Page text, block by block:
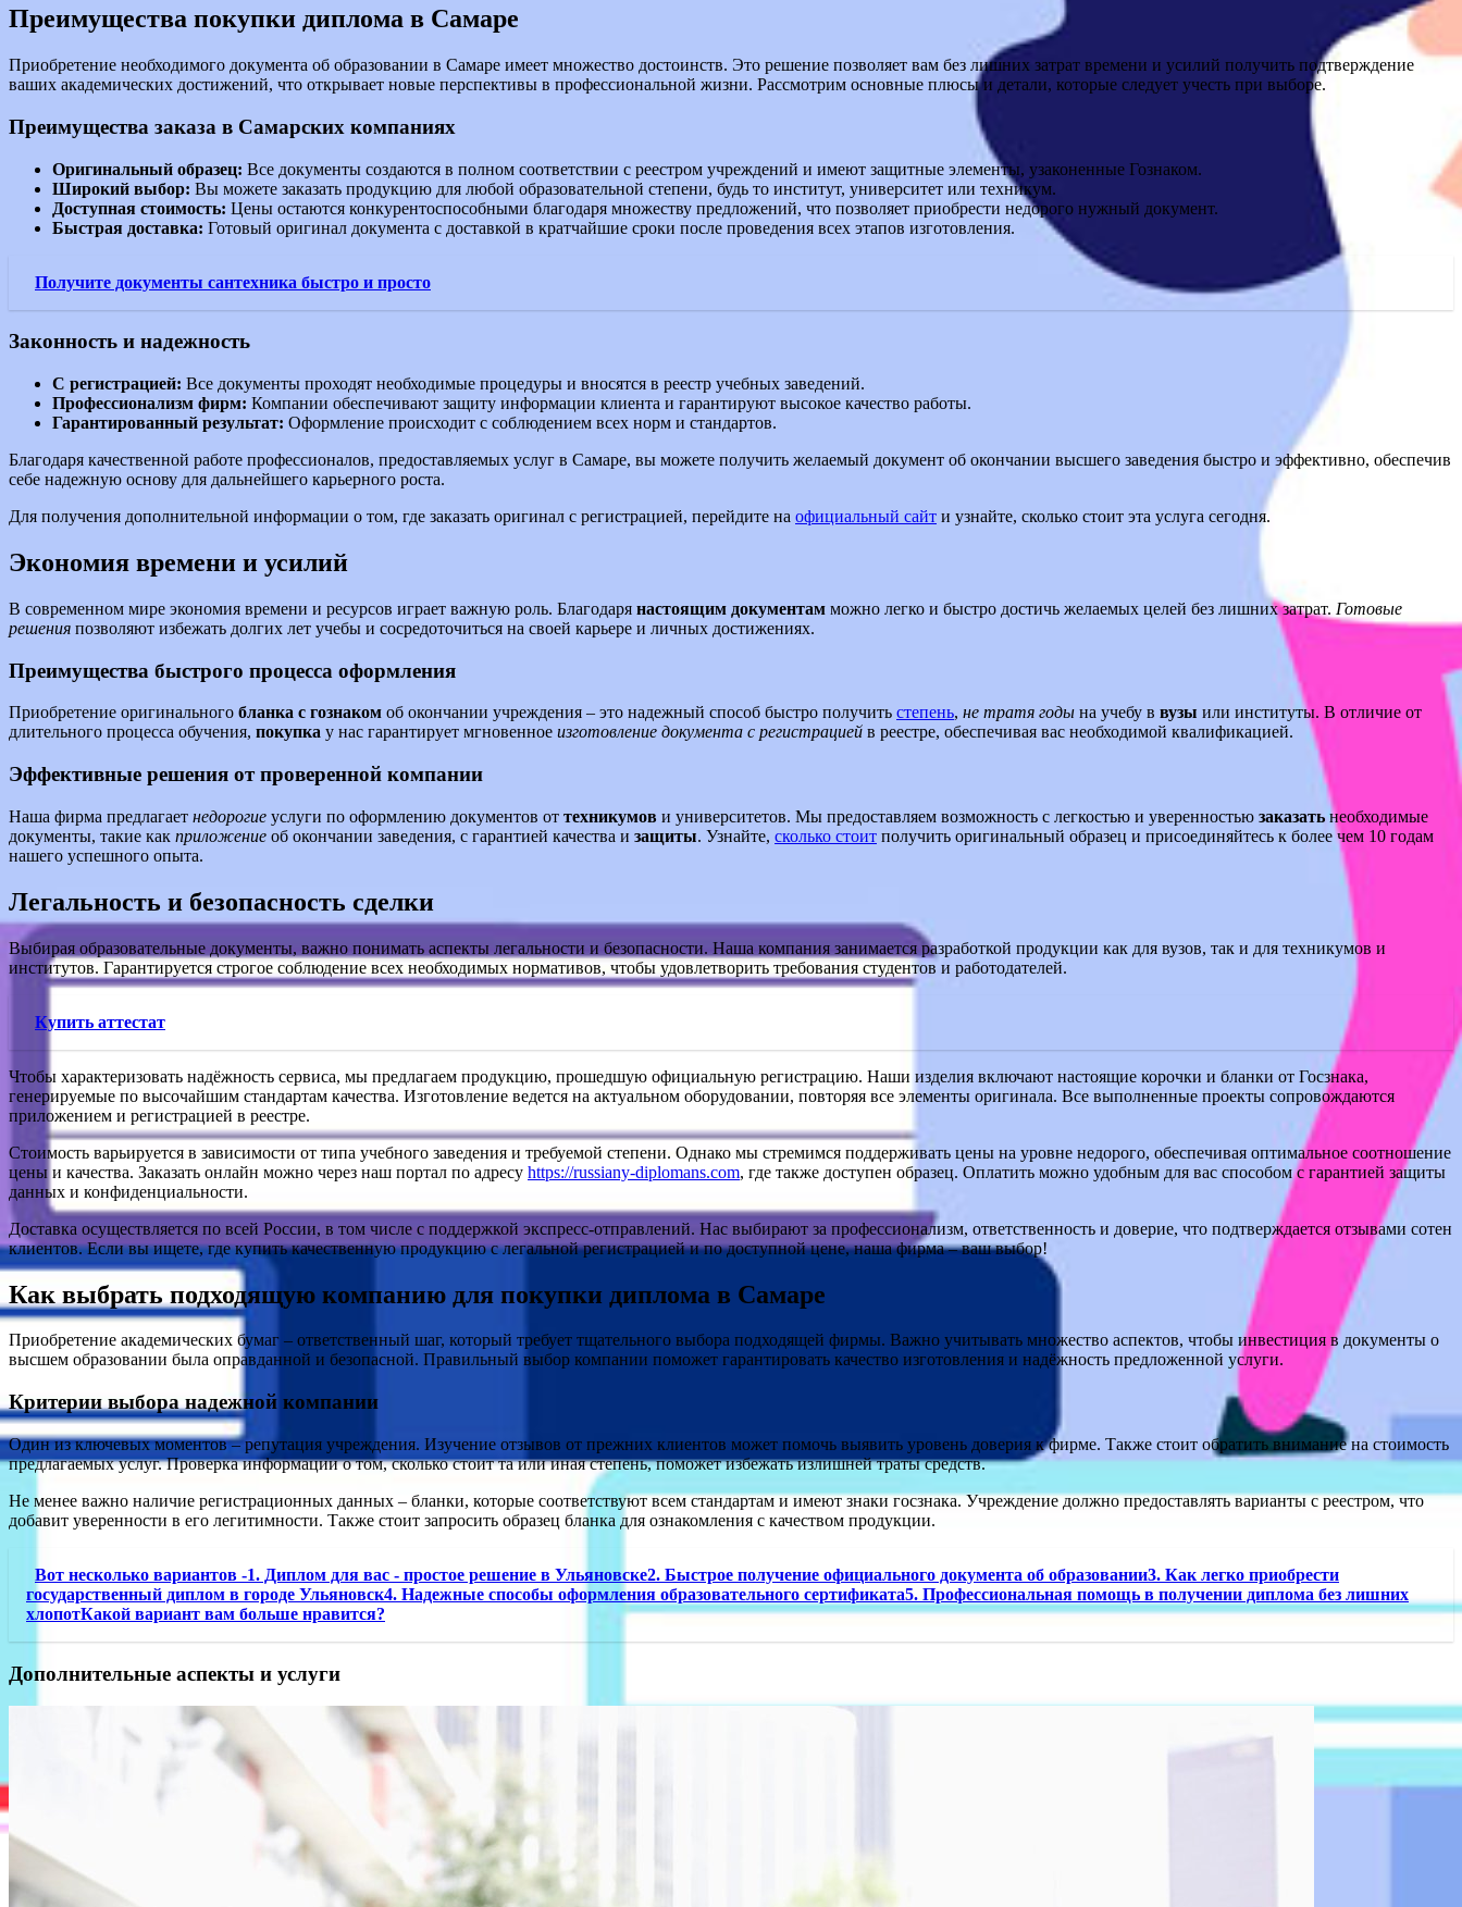
Преимущества покупки диплома в Самаре
Приобретение необходимого документа об образовании в Самаре имеет множество достоинств. Это решение позволяет вам без лишних затрат времени и усилий получить подтверждение
ваших академических достижений, что открывает новые перспективы в профессиональной жизни. Рассмотрим основные плюсы и детали, которые следует учесть при выборе.
Преимущества заказа в Самарских компаниях
Оригинальный образец: Все документы создаются в полном соответствии с реестром учреждений и имеют защитные элементы, узаконенные Гознаком.
Широкий выбор: Вы можете заказать продукцию для любой образовательной степени, будь то институт, университет или техникум.
Доступная стоимость: Цены остаются конкурентоспособными благодаря множеству предложений, что позволяет приобрести недорого нужный документ.
Быстрая доставка: Готовый оригинал документа с доставкой в кратчайшие сроки после проведения всех этапов изготовления.
Получите документы сантехника быстро и просто
Законность и надежность
С регистрацией: Все документы проходят необходимые процедуры и вносятся в реестр учебных заведений.
Профессионализм фирм: Компании обеспечивают защиту информации клиента и гарантируют высокое качество работы.
Гарантированный результат: Оформление происходит с соблюдением всех норм и стандартов.
Благодаря качественной работе профессионалов, предоставляемых услуг в Самаре, вы можете получить желаемый документ об окончании высшего заведения быстро и эффективно, обеспечив
себе надежную основу для дальнейшего карьерного роста.
Для получения дополнительной информации о том, где заказать оригинал с регистрацией, перейдите на официальный сайт и узнайте, сколько стоит эта услуга сегодня.
Экономия времени и усилий
В современном мире экономия времени и ресурсов играет важную роль. Благодаря настоящим документам можно легко и быстро достичь желаемых целей без лишних затрат. Готовые
решения позволяют избежать долгих лет учебы и сосредоточиться на своей карьере и личных достижениях.
Преимущества быстрого процесса оформления
Приобретение оригинального бланка с гознаком об окончании учреждения – это надежный способ быстро получить степень, не тратя годы на учебу в вузы или институты. В отличие от
длительного процесса обучения, покупка у нас гарантирует мгновенное изготовление документа с регистрацией в реестре, обеспечивая вас необходимой квалификацией.
Эффективные решения от проверенной компании
Наша фирма предлагает недорогие услуги по оформлению документов от техникумов и университетов. Мы предоставляем возможность с легкостью и уверенностью заказатьнеобходимые
документы, такие как приложение об окончании заведения, с гарантией качества и защиты. Узнайте, сколько стоит получить оригинальный образец и присоединяйтесь к более чем 10 годам
нашего успешного опыта.
Легальность и безопасность сделки
Выбирая образовательные документы, важно понимать аспекты легальности и безопасности. Наша компания занимается разработкой продукции как для вузов, так и для техникумов и
институтов. Гарантируется строгое соблюдение всех необходимых нормативов, чтобы удовлетворить требования студентов и работодателей.
Купить аттестат
Чтобы характеризовать надёжность сервиса, мы предлагаем продукцию, прошедшую официальную регистрацию. Наши изделия включают настоящие корочки и бланки от Госзнака,
генерируемые по высочайшим стандартам качества. Изготовление ведется на актуальном оборудовании, повторяя все элементы оригинала. Все выполненные проекты сопровождаются
приложением и регистрацией в реестре.
Стоимость варьируется в зависимости от типа учебного заведения и требуемой степени. Однако мы стремимся поддерживать цены на уровне недорого, обеспечивая оптимальное соотношение
цены и качества. Заказать онлайн можно через наш портал по адресу https://russiany-diplomans.com, где также доступен образец. Оплатить можно удобным для вас способом с гарантией защиты
данных и конфиденциальности.
Доставка осуществляется по всей России, в том числе с поддержкой экспресс-отправлений. Нас выбирают за профессионализм, ответственность и доверие, что подтверждается отзывами сотен
клиентов. Если вы ищете, где купить качественную продукцию с легальной регистрацией и по доступной цене, наша фирма – ваш выбор!
Как выбрать подходящую компанию для покупки диплома в Самаре
Приобретение академических бумаг – ответственный шаг, который требует тщательного выбора подходящей фирмы. Важно учитывать множество аспектов, чтобы инвестиция в документы о
высшем образовании была оправданной и безопасной. Правильный выбор компании поможет гарантировать качество изготовления и надёжность предложенной услуги.
Критерии выбора надежной компании
Один из ключевых моментов – репутация учреждения. Изучение отзывов от прежних клиентов может помочь выявить уровень доверия к фирме. Также стоит обратить внимание на стоимость
предлагаемых услуг. Проверка информации о том, сколько стоит та или иная степень, поможет избежать излишней траты средств.
Не менее важно наличие регистрационных данных – бланки, которые соответствуют всем стандартам и имеют знаки госзнака. Учреждение должно предоставлять варианты с реестром, что
добавит уверенности в его легитимности. Также стоит запросить образец бланка для ознакомления с качеством продукции.
Вот несколько вариантов -1. Диплом для вас - простое решение в Ульяновске2. Быстрое получение официального документа об образовании3. Как легко приобрести
государственный диплом в городе Ульяновск4. Надежные способы оформления образовательного сертификата5. Профессиональная помощь в получении диплома без лишних
хлопотКакой вариант вам больше нравится?
Дополнительные аспекты и услуги